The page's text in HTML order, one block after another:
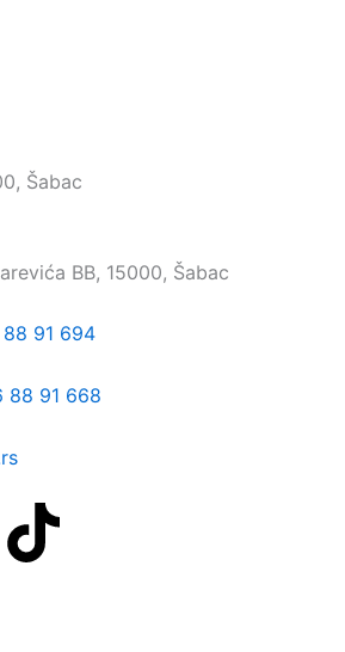
Šabac
BB, 15000, Šabac
91 694
88 91 668
T